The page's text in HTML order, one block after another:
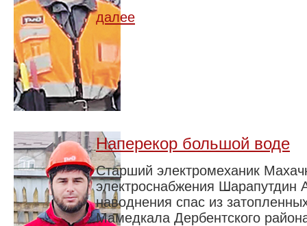
далее
Наперекор большой воде
Старший электромеханик
электроснабжения Шарапутдин
наводнения спас из
Мамедкала Дербентского